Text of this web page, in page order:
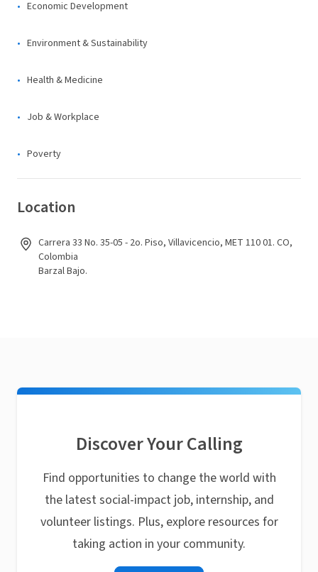
Economic Development
Environment & Sustainability
Health & Medicine
Job & Workplace
Poverty
Location
Carrera 33 No. 35-05 - 2o. Piso, Villavicencio, MET 110 01. CO,
Colombia
Barzal Bajo.
Discover Your Calling
Find opportunities to change the world with
the latest social-impact job, internship, and
volunteer listings. Plus, explore resources for
taking action in your community.